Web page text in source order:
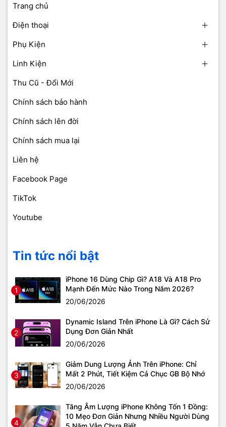
Trang chủ
Điện thoại
Phụ Kiện
Linh Kiện
Thu Cũ - Đổi Mới
Chính sách bảo hành
Chính sách lên đời
Chính sách mua lại
Liên hệ
Facebook Page
TikTok
Youtube
Tin tức nổi bật
1
iPhone 16 Dùng Chip Gì? A18 Và A18 Pro
Mạnh Đến Mức Nào Trong Năm 2026?
20/06/2026
2
Dynamic Island Trên iPhone Là Gì? Cách Sử
Dụng Đơn Giản Nhất
20/06/2026
3
Giảm Dung Lượng Ảnh Trên iPhone: Chỉ
Mất 2 Phút, Tiết Kiệm Cả Chục GB Bộ Nhớ
20/06/2026
4
Tăng Âm Lượng iPhone Không Tốn 1 Đồng:
10 Mẹo Đơn Giản Nhưng Nhiều Người Dùng